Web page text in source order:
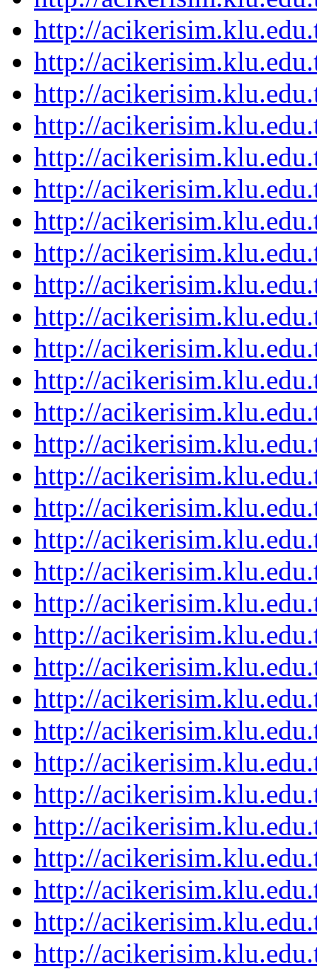
http://
http://
http://
http://
http://
http://
http://
http://
http://
http://
http://
http://
http://
http://
http://
http://
http://
http://
http://
http://
http://
http://
http://
http://
http://
http://
http://
http://
http://
http://